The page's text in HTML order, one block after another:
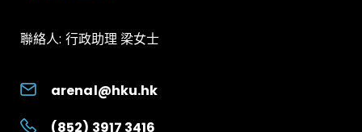
聯絡人: 行政助理 梁女士
arenal@hku.hk
(852) 3917 3416